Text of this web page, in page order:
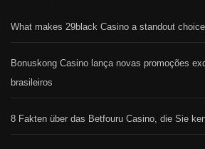
What makes 29black Casino a standout
Bonuskong Casino lança novas promoções
brasileiros
8 Fakten über das Betfouru Casino, die Sie